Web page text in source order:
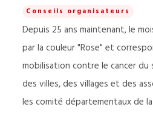
Conseils organisateurs
Depuis 25 ans maintenant, le
par la couleur "Rose" et
mobilisation contre le cancer du
des villes, des villages et des
les comité départementaux de